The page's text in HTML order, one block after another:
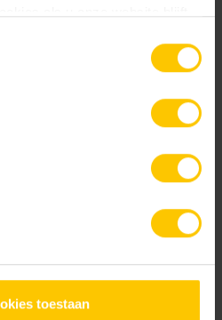
toestaan
Edel Groen
(Aalst) K2021
KOMO-certificaat betonstraatstenen (Kampen) K2304